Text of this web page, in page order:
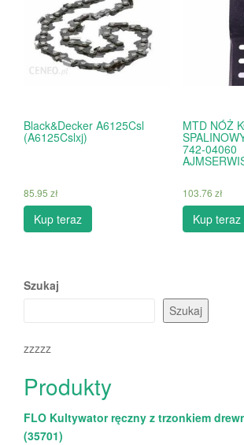
Black&Decker A6125Csl
(A6125Cslxj)
85.95 zł
Kup teraz
MTD NÓŻ
742-04060
103.76 zł
Kup teraz
Szukaj
Szukaj
zzzzz
Produkty
FLO Kultywator ręczny z trzonkiem
(35701)